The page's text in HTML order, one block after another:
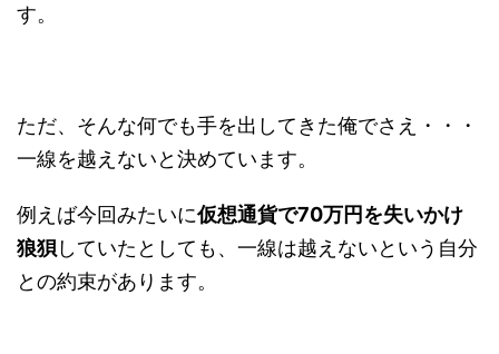
す。
ただ、そんな何でも手を出してきた俺でさえ・・・
一線を越えないと決めています。
例えば今回みたいに仮想通貨で70万円を失いかけ
狼狽 していたとしても、一線は越えないという自分
との約束があります。